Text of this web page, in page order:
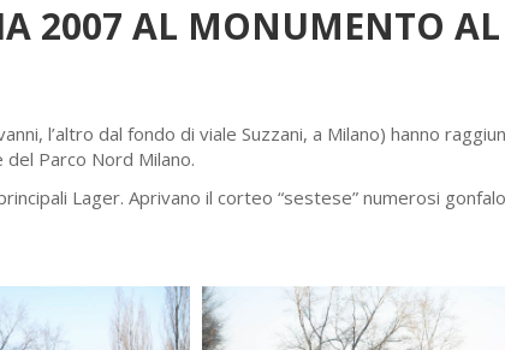
2007 AL MONUMENTO AL
l’altro dal fondo di viale Suzzani, a Milano) hanno
Parco Nord Milano.
Lager. Aprivano il corteo “sestese” numerosi